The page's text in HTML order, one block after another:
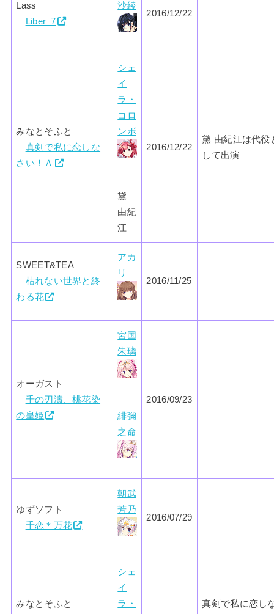
Lass
Liber_7
沙綾
2016/12/22
みなとそふと
真剣で私に恋しな
さい！Ａ
シェ
イ
ラ・
コロ
ンボ
黛
由紀
江
2016/12/22
黛 由紀江は代役
して出演
SWEET&TEA
枯れない世界と終
わる花
アカ
リ
2016/11/25
オーガスト
千の刃濤、桃花染
の皇姫
宮国
朱璃
緋彌
之命
2016/09/23
ゆずソフト
千恋＊万花
朝武
芳乃
2016/07/29
みなとそふと
シェ
イ
ラ・
真剣で私に恋し